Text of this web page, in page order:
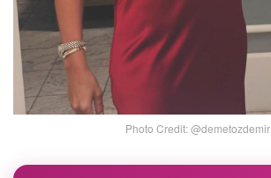
Photo Credit: @demetozdemir